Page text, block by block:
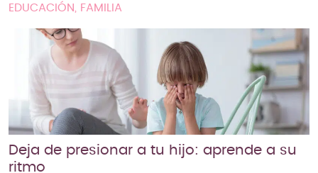
EDUCACIÓN, FAMILIA
Deja de presionar a tu hijo: aprende a su
ritmo